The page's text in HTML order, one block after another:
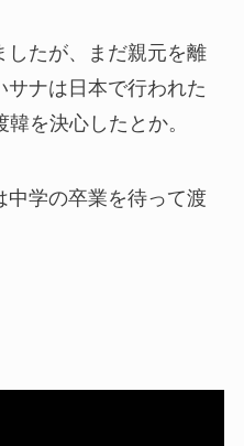
したが、まだ親元を離
ナは日本で行われた
を決心したとか。
中学の卒業を待って渡